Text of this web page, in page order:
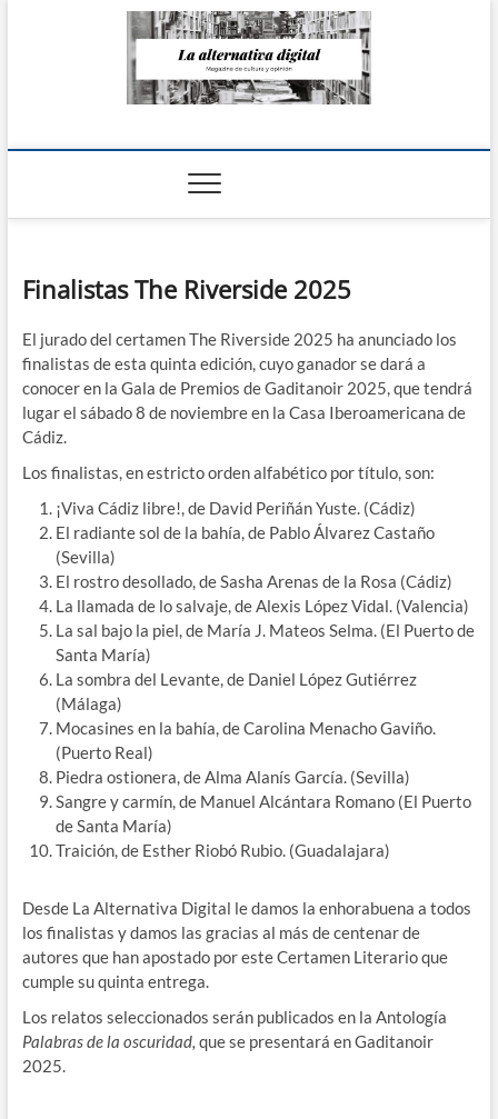
La Alternativa
Finalistas The Riverside 2025
El jurado del certamen The Riverside 2025 ha anunciado los
finalistas de esta quinta edición, cuyo ganador se dará a
conocer en la Gala de Premios de Gaditanoir 2025, que tendrá
lugar el sábado 8 de noviembre en la Casa Iberoamericana de
Cádiz.
Los finalistas, en estricto orden alfabético por título, son:
¡Viva Cádiz libre!, de David Periñán Yuste. (Cádiz)
El radiante sol de la bahía, de Pablo Álvarez Castaño
(Sevilla)
El rostro desollado, de Sasha Arenas de la Rosa (Cádiz)
La llamada de lo salvaje, de Alexis López Vidal. (Valencia)
La sal bajo la piel, de María J. Mateos Selma. (El Puerto de
Santa María)
La sombra del Levante, de Daniel López Gutiérrez
(Málaga)
Mocasines en la bahía, de Carolina Menacho Gaviño.
(Puerto Real)
Piedra ostionera, de Alma Alanís García. (Sevilla)
Sangre y carmín, de Manuel Alcántara Romano (El Puerto
de Santa María)
Traición, de Esther Riobó Rubio. (Guadalajara)
Desde La Alternativa Digital le damos la enhorabuena a todos
los finalistas y damos las gracias al más de centenar de
autores que han apostado por este Certamen Literario que
cumple su quinta entrega.
Los relatos seleccionados serán publicados en la Antología
Palabras de la oscuridad, que se presentará en Gaditanoir
2025.